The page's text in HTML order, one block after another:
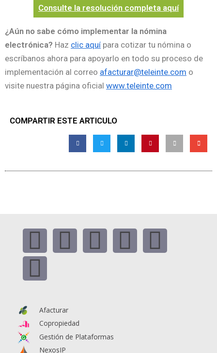
Consulte la resolución completa aquí
¿Aún no sabe cómo implementar la nómina
electrónica? Haz clic aquí para cotizar tu nómina o
escríbanos ahora para apoyarlo en todo su proceso de
implementación al correo afacturar@teleinte.com o
visite nuestra página oficial www.teleinte.com
COMPARTIR ESTE ARTICULO
Afacturar
Copropiedad
Gestión de Plataformas
NexosIP